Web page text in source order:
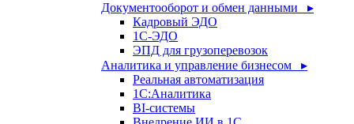
Документооборот и обмен данными ▸
Кадровый ЭДО
1С-ЭДО
ЭПД для грузоперевозок
Аналитика и управление бизнесом ▸
Реальная автоматизация
1С:Аналитика
BI-системы